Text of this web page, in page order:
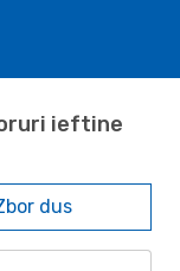
ieftine
dus